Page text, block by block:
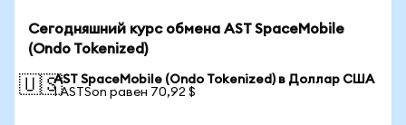
Сегодняшний курс обмена AST SpaceMobile
(Ondo Tokenized)
🇺🇸AST SpaceMobile (Ondo Tokenized) в Доллар США
1 ASTSon равен 70,92 $